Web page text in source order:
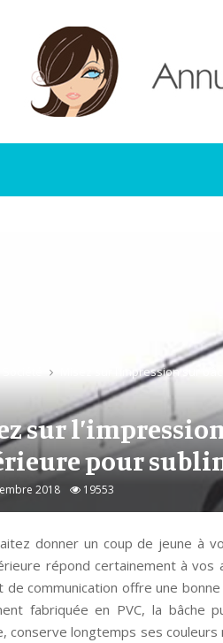
Misez sur l’impression sur
sur
pour
2018 19553
donner un coup de jeune à
répond certainement à
communication offre une bonne
fabriquée en PVC, la bâche
conserve longtemps ses